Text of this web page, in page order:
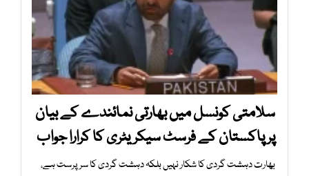
سلامتی کونسل میں بھارتی نمائندے کے بیان
پر پاکستان کے فرسٹ سیکریٹری کا کرارا جواب
بھارت دہشت گردی کا شکار نہیں بلکہ دہشت گردی کا سرپرست ہے،